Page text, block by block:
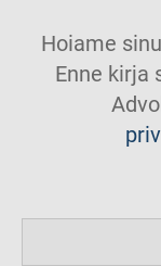
Hoiame
Enne kirja